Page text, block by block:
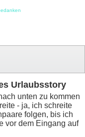
Urlaubsstory
unten zu kommen
- ja, ich schreite
folgen, bis ich
vor dem Eingang auf